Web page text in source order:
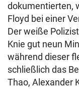
dokumentierten,
Floyd bei einer
Der weiße
Knie gut neun
während dieser
schließlich das
Thao, Alexander